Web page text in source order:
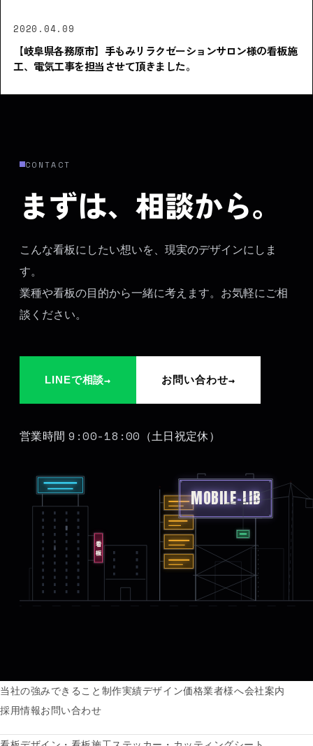
2020.04.09
【岐阜県各務原市】手もみリラクゼーションサロン様の看板施
工、電気工事を担当させて頂きました。
CONTACT
まずは、相談から。
こんな看板にしたい想いを、現実のデザインにしま
す。
業種や看板の目的から一緒に考えます。お気軽にご相
談ください。
LINEで相談→ お問い合わせ→
営業時間 9:00-18:00 （土日祝定休）
看板
MOBILE-LIB
当社の強みできること制作実績デザイン価格業者様へ会社案内
採用情報お問い合わせ